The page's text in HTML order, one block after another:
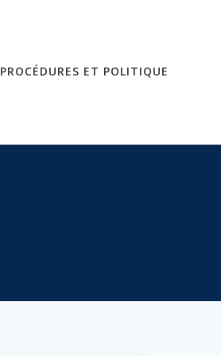
PROCÉDURES ET POLITIQUE